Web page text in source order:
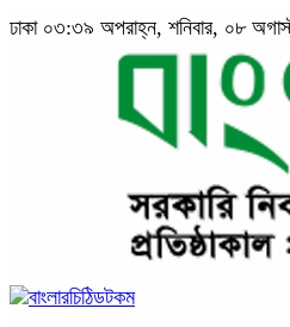
ঢাকা ০৩:৩৯ অপরাহ্ন, শনিবার, ০৮